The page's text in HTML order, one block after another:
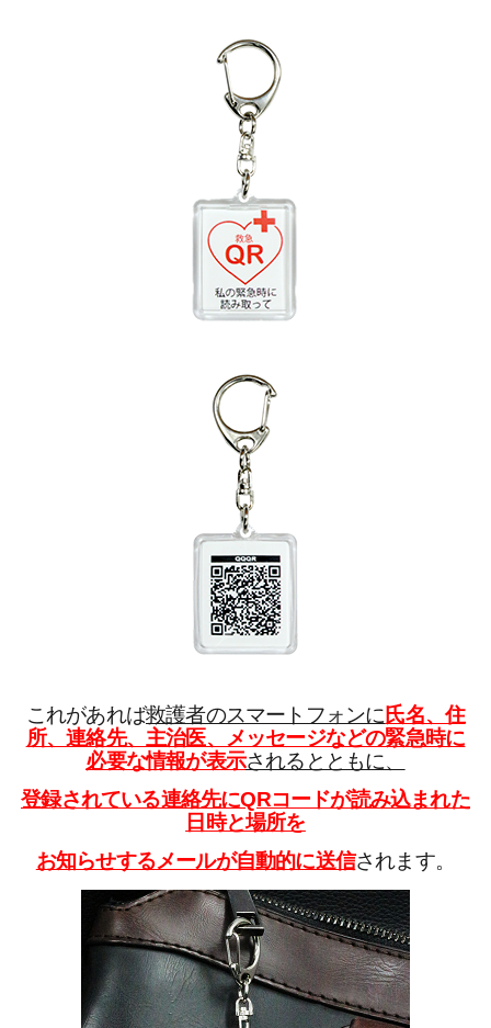
これがあれば救護者のスマートフォンに氏名、住
所、連絡先、主治医、メッセージなどの緊急時に
必要な情報が表示されるとともに、
登録されている連絡先にQRコードが読み込まれた
日時と場所を
お知らせするメールが自動的に送信されます。